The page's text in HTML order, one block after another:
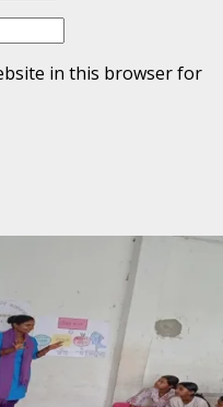
in this browser for